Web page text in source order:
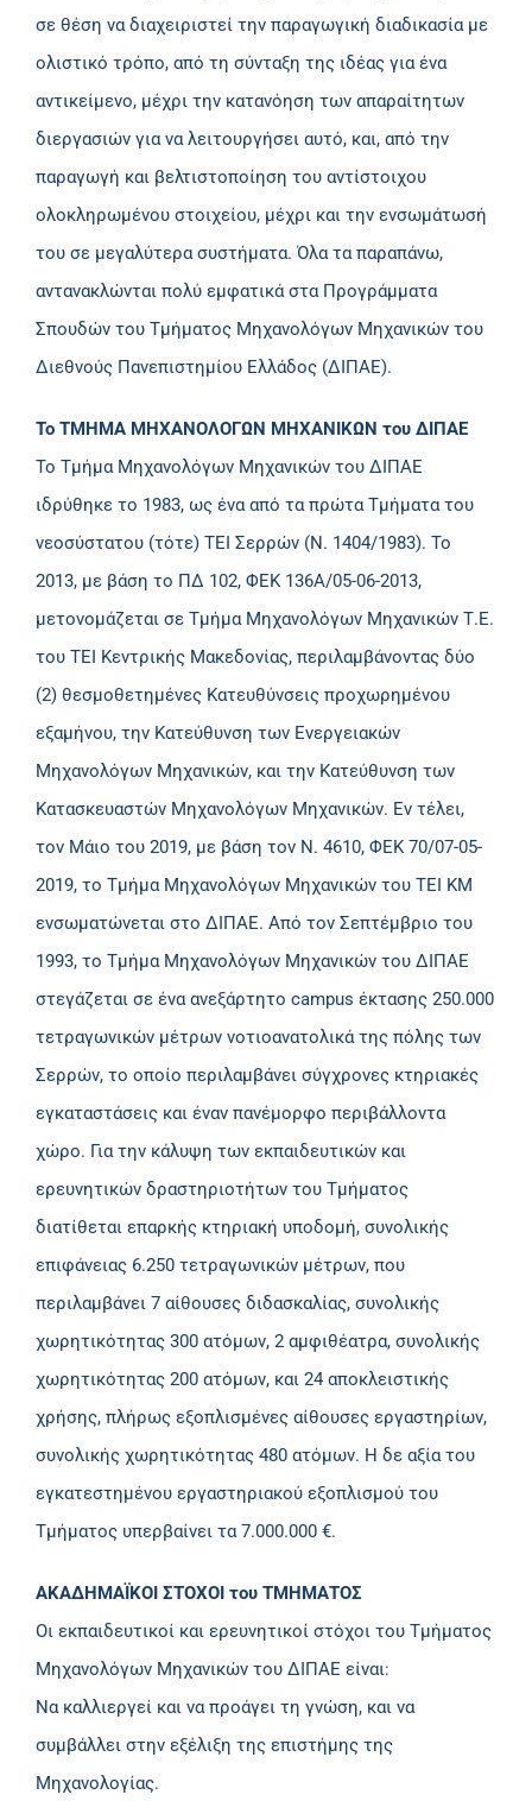
σε θέση να διαχειριστεί την παραγωγική διαδικασία με
ολιστικό τρόπο, από τη σύνταξη της ιδέας για ένα
αντικείμενο, μέχρι την κατανόηση των απαραίτητων
διεργασιών για να λειτουργήσει αυτό, και, από την
παραγωγή και βελτιστοποίηση του αντίστοιχου
ολοκληρωμένου στοιχείου, μέχρι και την ενσωμάτωσή
του σε μεγαλύτερα συστήματα. Όλα τα παραπάνω,
αντανακλώνται πολύ εμφατικά στα Προγράμματα
Σπουδών του Τμήματος Μηχανολόγων Μηχανικών του
Διεθνούς Πανεπιστημίου Ελλάδος (ΔΙΠΑΕ).
Το ΤΜΗΜΑ ΜΗΧΑΝΟΛΟΓΩΝ ΜΗΧΑΝΙΚΩΝ του ΔΙΠΑΕ
Το Τμήμα Μηχανολόγων Μηχανικών του ΔΙΠΑΕ
ιδρύθηκε το 1983, ως ένα από τα πρώτα Τμήματα του
νεοσύστατου (τότε) ΤΕΙ Σερρών (Ν. 1404/1983). Το
2013, με βάση το ΠΔ 102, ΦΕΚ 136Α/05-06-2013,
μετονομάζεται σε Τμήμα Μηχανολόγων Μηχανικών Τ.Ε.
του ΤΕΙ Κεντρικής Μακεδονίας, περιλαμβάνοντας δύο
(2) θεσμοθετημένες Κατευθύνσεις προχωρημένου
εξαμήνου, την Κατεύθυνση των Ενεργειακών
Μηχανολόγων Μηχανικών, και την Κατεύθυνση των
Κατασκευαστών Μηχανολόγων Μηχανικών. Εν τέλει,
τον Μάιο του 2019, με βάση τον Ν. 4610, ΦΕΚ 70/07-05-
2019, το Τμήμα Μηχανολόγων Μηχανικών του ΤΕΙ ΚΜ
ενσωματώνεται στο ΔΙΠΑΕ. Από τον Σεπτέμβριο του
1993, το Τμήμα Μηχανολόγων Μηχανικών του ΔΙΠΑΕ
στεγάζεται σε ένα ανεξάρτητο campus έκτασης 250.000
τετραγωνικών μέτρων νοτιοανατολικά της πόλης των
Σερρών, το οποίο περιλαμβάνει σύγχρονες κτηριακές
εγκαταστάσεις και έναν πανέμορφο περιβάλλοντα
χώρο. Για την κάλυψη των εκπαιδευτικών και
ερευνητικών δραστηριοτήτων του Τμήματος
διατίθεται επαρκής κτηριακή υποδομή, συνολικής
επιφάνειας 6.250 τετραγωνικών μέτρων, που
περιλαμβάνει 7 αίθουσες διδασκαλίας, συνολικής
χωρητικότητας 300 ατόμων, 2 αμφιθέατρα, συνολικής
χωρητικότητας 200 ατόμων, και 24 αποκλειστικής
χρήσης, πλήρως εξοπλισμένες αίθουσες εργαστηρίων,
συνολικής χωρητικότητας 480 ατόμων. Η δε αξία του
εγκατεστημένου εργαστηριακού εξοπλισμού του
Τμήματος υπερβαίνει τα 7.000.000 €.
ΑΚΑΔΗΜΑΪΚΟΙ ΣΤΟΧΟΙ του ΤΜΗΜΑΤΟΣ
Οι εκπαιδευτικοί και ερευνητικοί στόχοι του Τμήματος
Μηχανολόγων Μηχανικών του ΔΙΠΑΕ είναι:
Να καλλιεργεί και να προάγει τη γνώση, και να
συμβάλλει στην εξέλιξη της επιστήμης της
Μηχανολογίας.